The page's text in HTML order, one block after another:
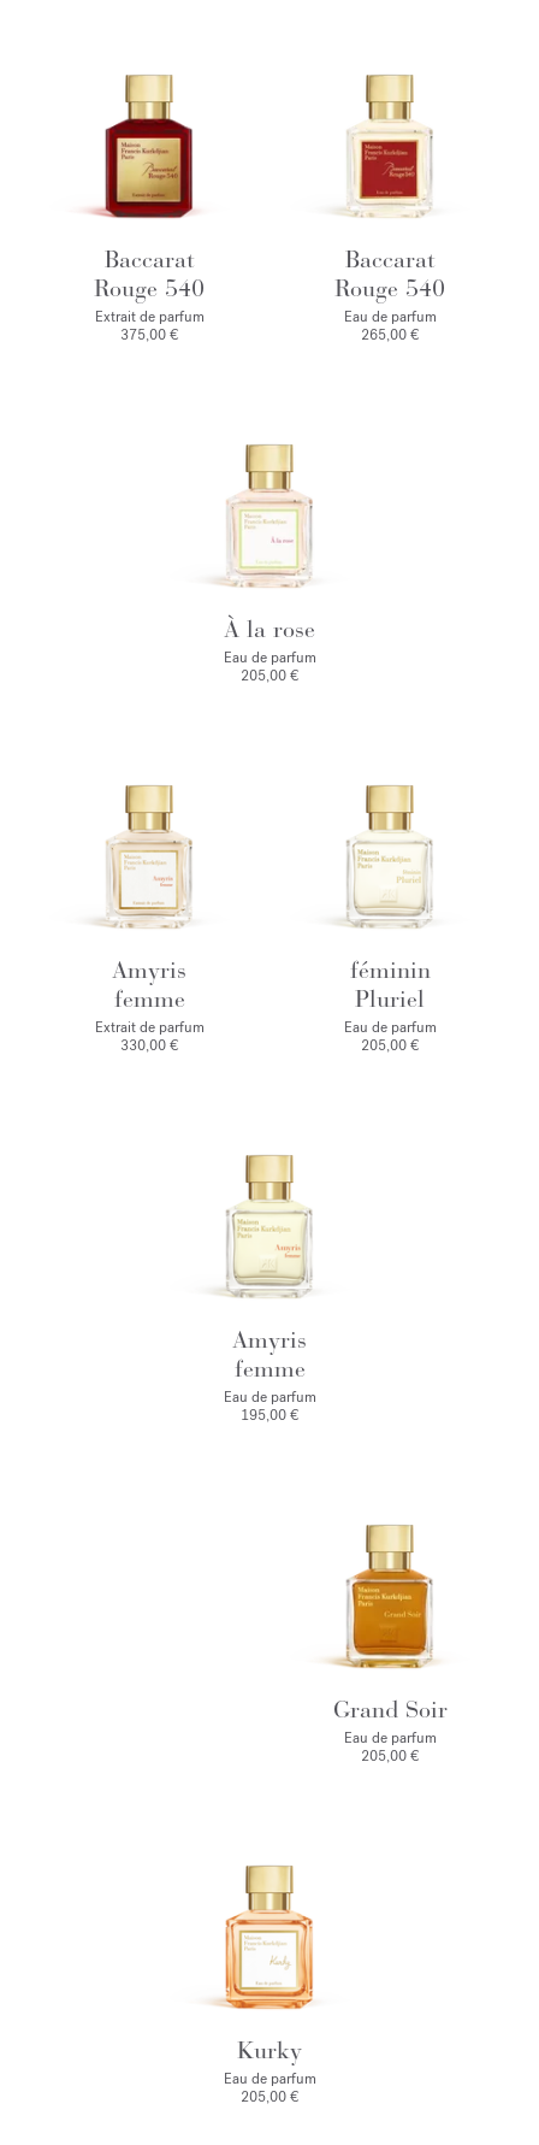
Baccarat
Rouge 540
Extrait de parfum
375,00 €
Baccarat
Rouge 540
Eau de parfum
265,00 €
À la rose
Eau de parfum
205,00 €
Amyris
femme
Extrait de parfum
330,00 €
féminin
Pluriel
Eau de parfum
205,00 €
Amyris
femme
Eau de parfum
195,00 €
Grand Soir
Eau de parfum
205,00 €
Kurky
Eau de parfum
205,00 €